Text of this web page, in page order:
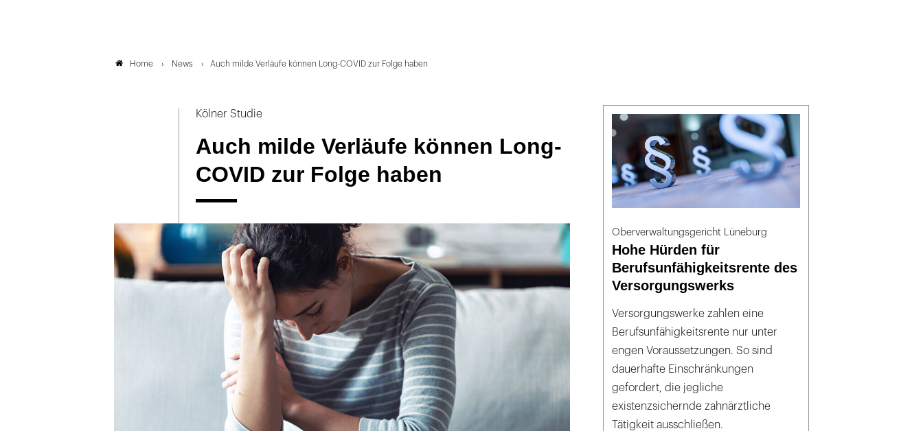
Home News Auch milde Verläufe können Long-COVID zur Folge haben
Kölner Studie
Auch milde Verläufe können Long-
COVID zur Folge haben
Oberverwaltungsgericht Lüneburg
Hohe Hürden für
Berufsunfähigkeitsrente des
Versorgungswerks
Versorgungswerke zahlen eine
Berufsunfähigkeitsrente nur unter
engen Voraussetzungen. So sind
dauerhafte Einschränkungen
gefordert, die jegliche
existenzsichernde zahnärztliche
Tätigkeit ausschließen.